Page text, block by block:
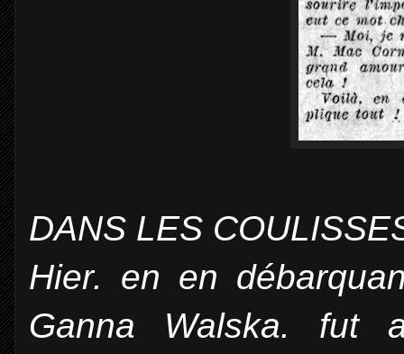
DANS LES
Hier. en en
Ganna Walska. fut